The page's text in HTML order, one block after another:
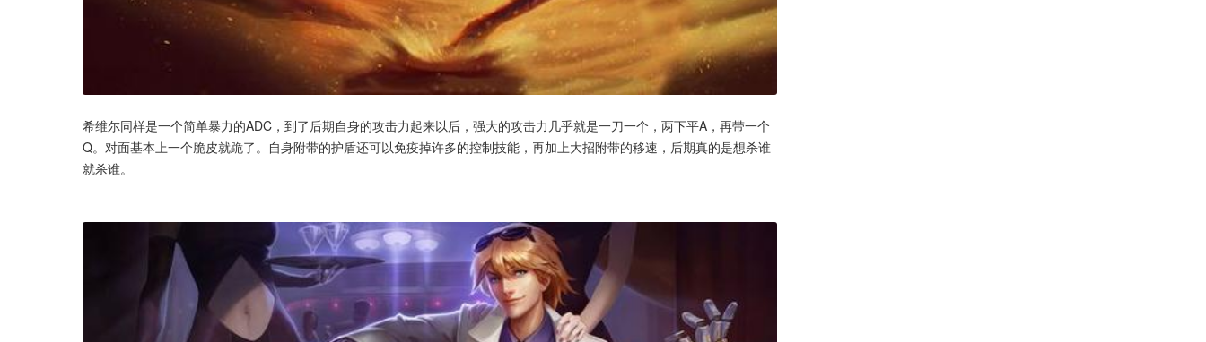
希维尔同样是一个简单暴力的ADC，到了后期自身的攻击力起来以后，强大的攻击力几乎就是一刀一个，两下平A，再带一个
Q。对面基本上一个脆皮就跪了。自身附带的护盾还可以免疫掉许多的控制技能，再加上大招附带的移速，后期真的是想杀谁
就杀谁。